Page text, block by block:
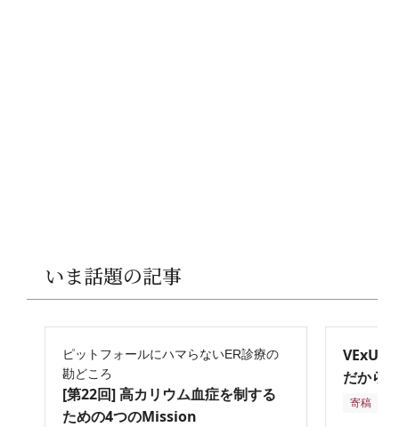
いま話題の記事
ピットフォールにハマらないER診療の
勘どころ
[第22回] 高カリウム血症を制する
ための4つのMission
VExUS
だから
寄稿